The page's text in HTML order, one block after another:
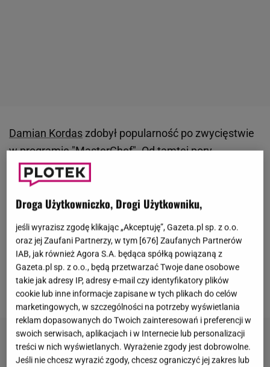
Damian Kordaszdobył popularność po zwycięstwie
w programie "MasterChef". Od tamtej pory
regularnie pojawia się w mediach, wydaje książki,
wygrał programy "Agent - Gwiazdy" i "
Gwiazdami". Oprócz tego prowadzi własny biznes -
lokal z zapiekankami. Jest też bardzo aktywny w
sieci, ale w ostatnim czasie było go trochę mniej. W
jednym z najnowszych postów na Instagramie
poinformował, że w grudniu przeszedł przeszczep
nerki.
Droga Użytkowniczko, Drogi Użytkowniku,
jeśli wyrazisz zgodę klikając „Akceptuję”, Gazeta.pl sp. z o.o.
oraz jej Zaufani Partnerzy, w tym [676] Zaufanych Partnerów
IAB, jak również Agora S.A. będąca spółką powiązaną z
Gazeta.pl sp. z o.o., będą przetwarzać Twoje dane osobowe
takie jak adresy IP, adresy e-mail czy identyfikatory plików
cookie lub inne informacje zapisane w tych plikach do celów
marketingowych, w szczególności na potrzeby wyświetlania
reklam dopasowanych do Twoich zainteresowań i preferencji w
swoich serwisach, aplikacjach i w Internecie lub personalizacji
treści w nich wyświetlanych. Wyrażenie zgody jest dobrowolne.
Jeśli nie chcesz wyrazić zgody, chcesz ograniczyć jej zakres lub